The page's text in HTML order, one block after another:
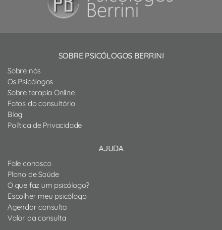
SOBRE PSICÓLOGOS BERRINI
Sobre nós
Os Psicólogos
Sobre terapia Online
Fotos do consultório
Blog
Política de Privacidade
AJUDA
Fale conosco
Plano de Saúde
O que faz um psicólogo?
Escolher meu psicólogo
Agendar consulta
Valor da consulta